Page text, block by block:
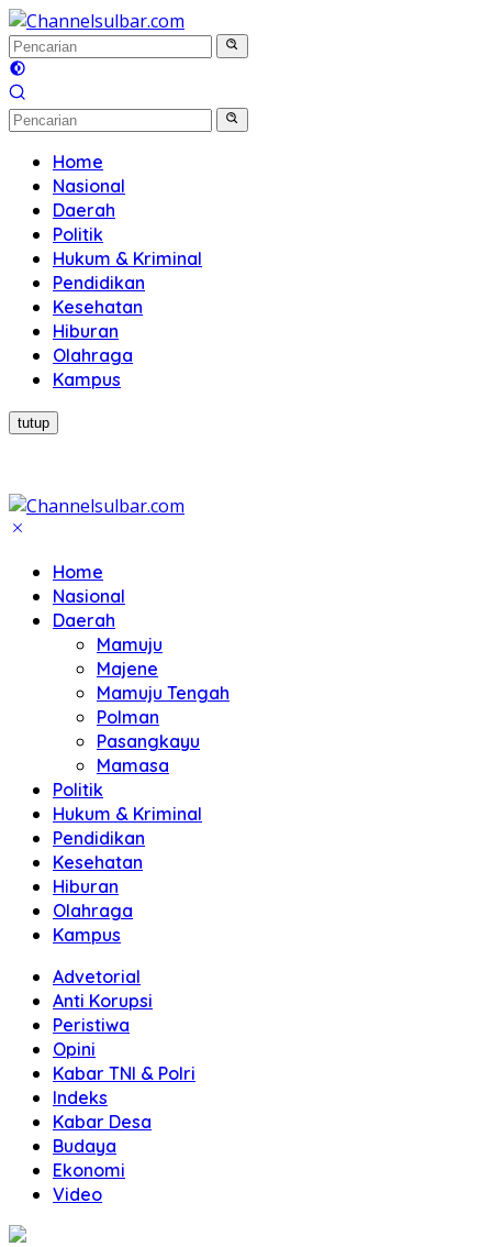
Langsung
ke
konten
Home
Nasional
Daerah
Politik
Hukum & Kriminal
Pendidikan
Kesehatan
Hiburan
Olahraga
Kampus
tutup
Home
Nasional
Daerah
Mamuju
Majene
Mamuju Tengah
Polman
Pasangkayu
Mamasa
Politik
Hukum & Kriminal
Pendidikan
Kesehatan
Hiburan
Olahraga
Kampus
Advetorial
Anti Korupsi
Peristiwa
Opini
Kabar TNI & Polri
Indeks
Kabar Desa
Budaya
Ekonomi
Video